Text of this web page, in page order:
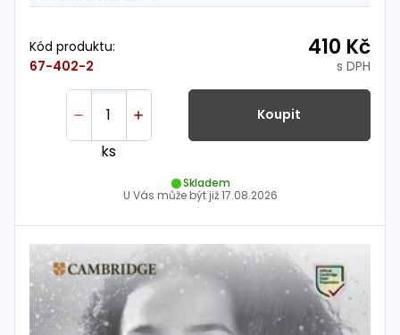
Kód produktu:
67-402-2
410 Kč
s DPH
ks
Koupit
Skladem
U Vás může být již17.08.2026